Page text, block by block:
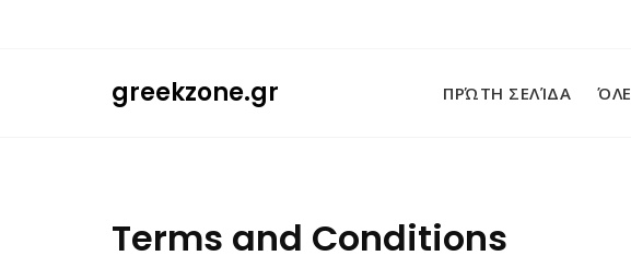
greekzone.gr ΠΡΏΤΗ ΣΕΛΊΔΑ
Terms and Conditions